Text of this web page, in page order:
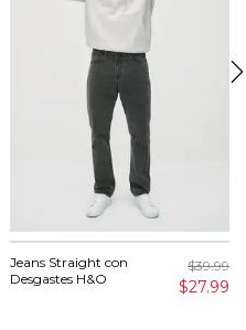
Jeans Straight con
Desgastes H&O
$39.99
$27.99